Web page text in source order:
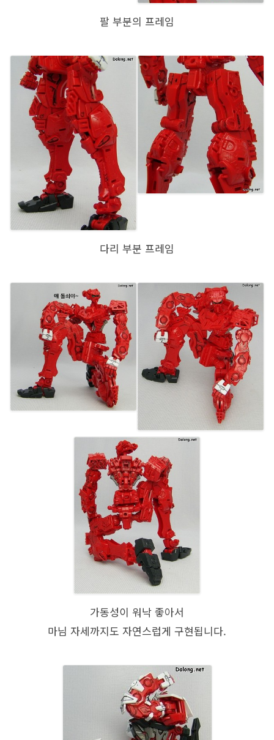
팔 부분의 프레임
다리 부분 프레임
가동성이 워낙 좋아서
마님 자세까지도 자연스럽게 구현됩니다.